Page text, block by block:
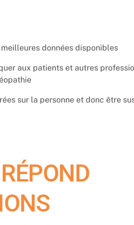
données disponibles
aux patients et autres
sur la personne et donc être